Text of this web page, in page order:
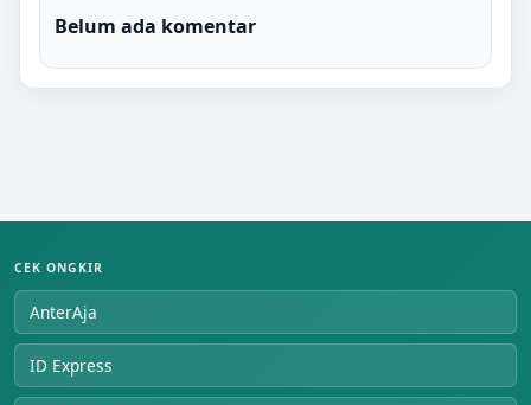
Belum ada komentar
CEK ONGKIR
AnterAja
ID Express